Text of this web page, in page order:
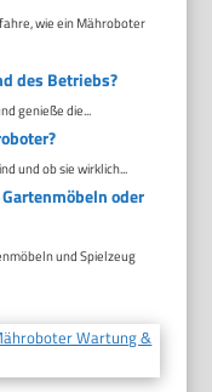
wie ein Mähroboter
des Betriebs?
genieße die...
und ob sie wirklich...
oder
und Spielzeug
Wartung &